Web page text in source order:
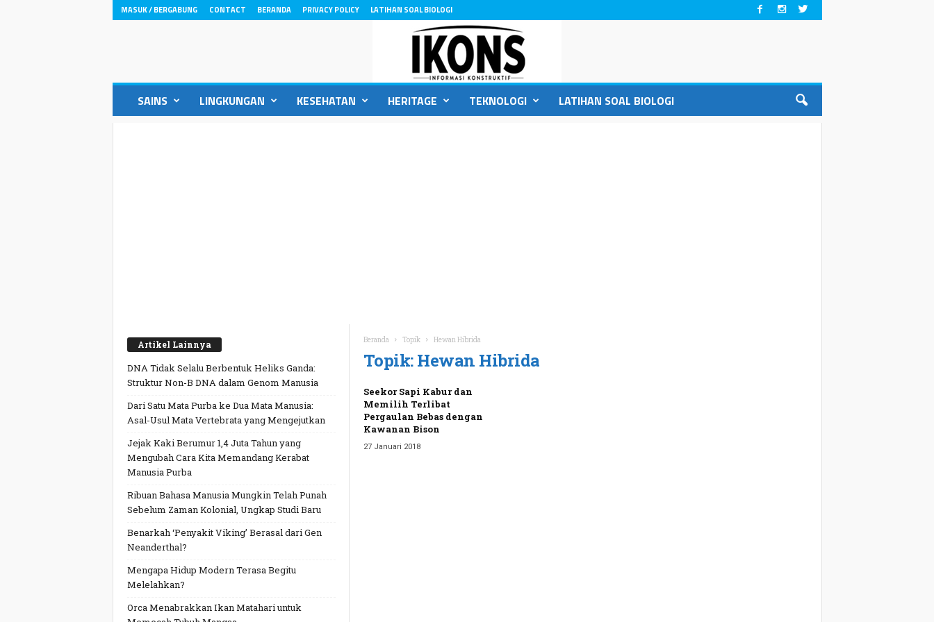
MASUK / BERGABUNG CONTACT BERANDA PRIVACY POLICY LATIHAN SOAL BIOLOGI
SAINS LINGKUNGAN KESEHATAN HERITAGE TEKNOLOGI LATIHAN SOAL BIOLOGI
Beranda Topik Hewan Hibrida
Topik: Hewan Hibrida
Seekor Sapi Kabur dan
Memilih Terlibat
Pergaulan Bebas dengan
Kawanan Bison
27 Januari 2018
Artikel Lainnya
DNA Tidak Selalu Berbentuk Heliks Ganda:
Struktur Non-B DNA dalam Genom Manusia
Dari Satu Mata Purba ke Dua Mata Manusia:
Asal-Usul Mata Vertebrata yang Mengejutkan
Jejak Kaki Berumur 1,4 Juta Tahun yang
Mengubah Cara Kita Memandang Kerabat
Manusia Purba
Ribuan Bahasa Manusia Mungkin Telah Punah
Sebelum Zaman Kolonial, Ungkap Studi Baru
Benarkah ‘Penyakit Viking’ Berasal dari Gen
Neanderthal?
Mengapa Hidup Modern Terasa Begitu
Melelahkan?
Orca Menabrakkan Ikan Matahari untuk